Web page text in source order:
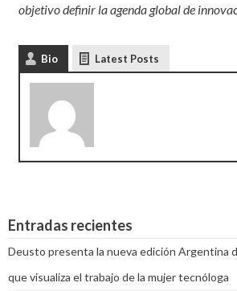
objetivo definir la agenda global de
Bio Latest Posts
Entradas recientes
Deusto presenta la nueva edición Argentina
que visualiza el trabajo de la mujer tecnóloga